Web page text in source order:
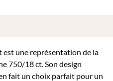
une représentation de la
750/18 ct. Son design
fait un choix parfait pour un